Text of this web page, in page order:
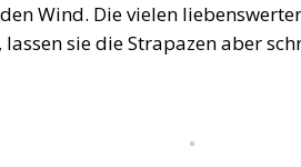
Wind. Die vielen
sie die Strapazen aber